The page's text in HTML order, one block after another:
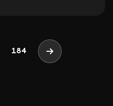
184 Page suivante